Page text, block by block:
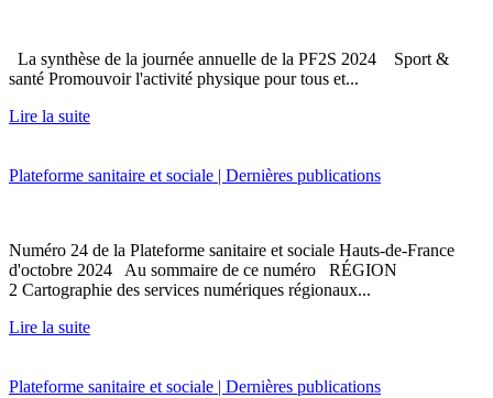
La synthèse de la journée annuelle de la PF2S 2024 Sport &
santé Promouvoir l'activité physique pour tous et...
Lire la suite
Plateforme sanitaire et sociale | Dernières publications
Numéro 24 de la Plateforme sanitaire et sociale Hauts-de-France
d'octobre 2024 Au sommaire de ce numéro RÉGION
2 Cartographie des services numériques régionaux...
Lire la suite
Plateforme sanitaire et sociale | Dernières publications